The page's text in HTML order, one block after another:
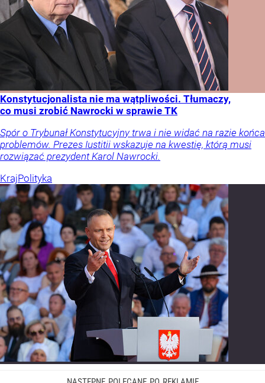
Konstytucjonalista nie ma wątpliwości. Tłumaczy,
co musi zrobić Nawrocki w sprawie TK
Spór o Trybunał Konstytucyjny trwa i nie widać na razie końca
problemów. Prezes Iustitii wskazuje na kwestię, którą musi
rozwiązać prezydent Karol Nawrocki.
KrajPolityka